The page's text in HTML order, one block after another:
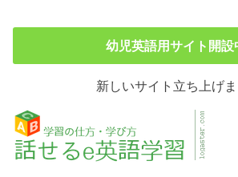
幼児英語用サイト開設
新しいサイト立ち上げ